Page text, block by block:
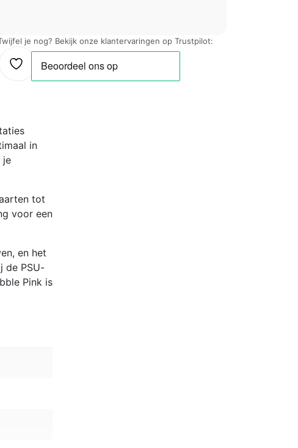
je nog? Bekijk onze klantervaringen op Trustpilot:
in
je
tot
voor een
en het
de PSU-
Pink is